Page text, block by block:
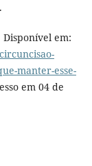
em:
manter-esse-
em 04 de